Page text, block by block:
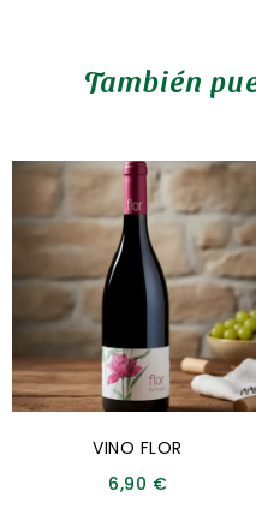
También
VINO FLOR
6,90 €